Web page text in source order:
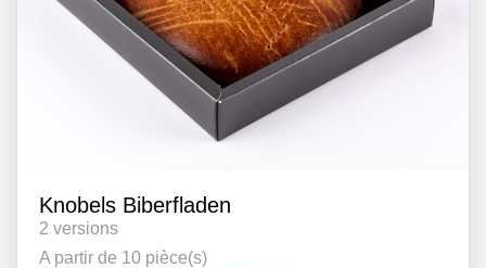
Knobels Biberfladen
2 versions
A partir de 10 pièce(s)